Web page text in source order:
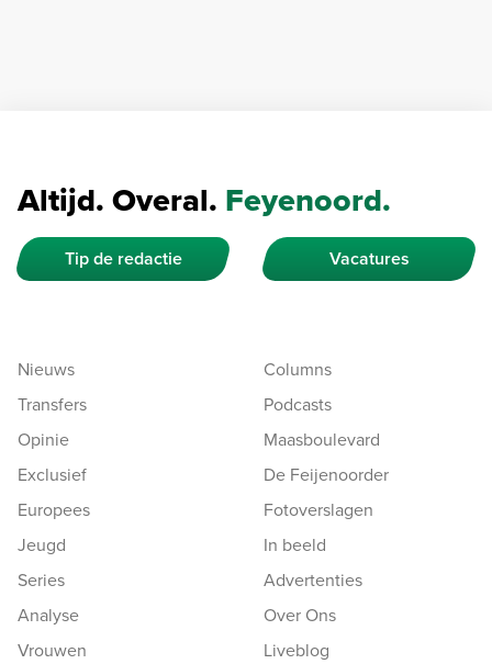
Altijd. Overal. Feyenoord.
Tip de redactie Vacatures
Nieuws
Transfers
Opinie
Exclusief
Europees
Jeugd
Series
Analyse
Vrouwen
Columns
Podcasts
Maasboulevard
De Feijenoorder
Fotoverslagen
In beeld
Advertenties
Over Ons
Liveblog